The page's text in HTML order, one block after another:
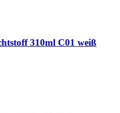
310ml C01 weiß